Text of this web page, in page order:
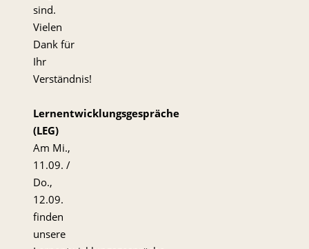
sind.
Vielen
Dank für
Ihr
Verständnis!
Lernentwicklungsgespräche
(LEG)
Am Mi.,
11.09. /
Do.,
12.09.
finden
unsere